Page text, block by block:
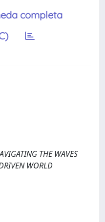
completa
THE WAVES
WORLD